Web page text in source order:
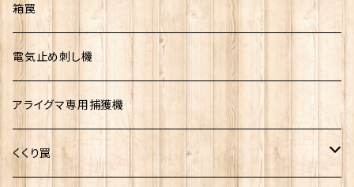
箱罠
電気止め刺し機
アライグマ専用捕獲機
くくり罠